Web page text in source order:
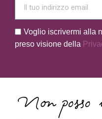
Voglio iscrivermi alla
preso visione della
Non posso